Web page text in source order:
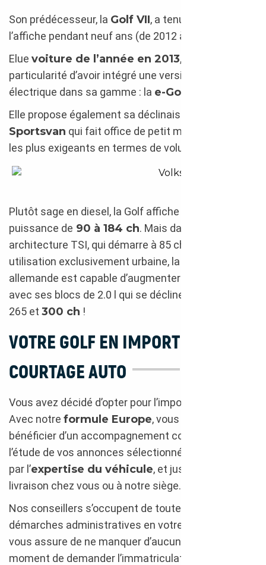
Son prédécesseur, la Golf VII, a tenu le haut de
l’affiche pendant neuf ans (de 2012 à 2020).
Elue voiture de l’année en 2013, elle a la
particularité d’avoir intégré une version 100 %
électrique dans sa gamme : la e-Golf
Elle propose également sa déclinaison
Sportsvan qui fait office de petit monospace pour
les plus exigeants en termes de volumes intérieurs.
Plutôt sage en diesel, la Golf affiche des blocs d’une
puissance de 90 à 184 ch. Mais dans son
architecture TSI, qui démarre à 85 ch pour une
utilisation exclusivement urbaine, la petite
allemande est capable d’augmenter son répondant
avec ses blocs de 2.0 l qui se déclinent en 220, 230,
265 et 300 ch !
VOTRE GOLF EN IMPORT AVEC
COURTAGE AUTO
Vous avez décidé d’opter pour l’import d’une Golf ?
Avec notre formule Europe, vous allez pouvoir
bénéficier d’un accompagnement complet depuis
l’étude de vos annonces sélectionnées, en passant
par l’expertise du véhicule, et jusqu’à sa
livraison chez vous ou à notre siège.
Nos conseillers s’occupent de toutes les
démarches administratives en votre nom, ce qui
vous assure de ne manquer d’aucun document au
moment de demander l’immatriculation de votre